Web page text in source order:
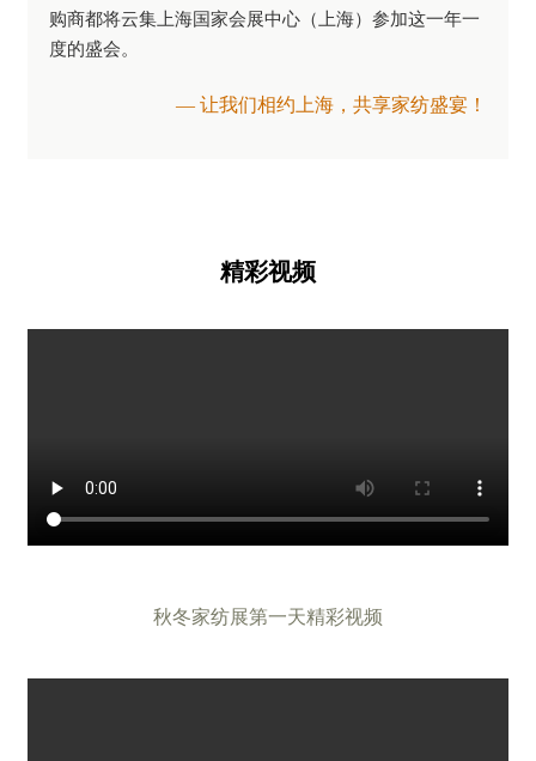
购商都将云集上海国家会展中心（上海）参加这一年一
度的盛会。
— 让我们相约上海，共享家纺盛宴！
精彩视频
秋冬家纺展第一天精彩视频